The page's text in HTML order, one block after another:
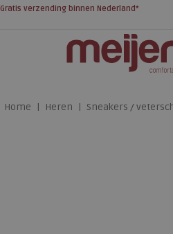
Gratis verzending binnen Nederland*
Home Heren Sneakers /